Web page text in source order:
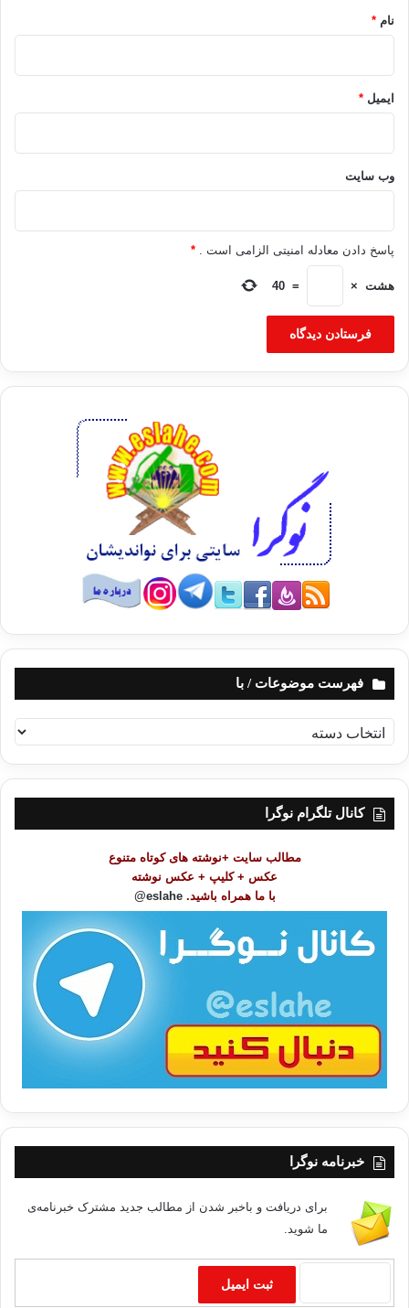
نام *
ایمیل *
وب‌ سایت
پاسخ دادن معادله امنیتی الزامی است . *
هشت ×
=
40
فهرست موضوعات / با
ه
ر
کانال تلگرام نوگرا
مطالب سایت +نوشته های کوتاه متنوع
عکس + کلیپ + عکس نوشته
با ما همراه باشید. eslahe@
خبرنامه نوگرا
برای دریافت و باخبر شدن از مطالب جدید مشترک خبرنامه‌ی
ما شوید.